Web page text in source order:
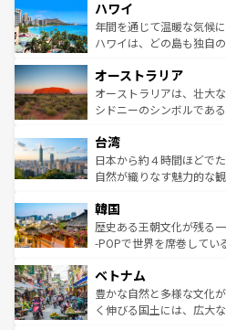
ば市内交通費無料で観光を楽し
着のスイス情報はコンテ
のような巨大都市は、観
ンメントが詰まった刺激
西部には大自然が広がり
部のニューオーリンズで
文化が魅力。旅行者はア
しみながら、その多様性
ならではの贅沢な旅のスタイルだ。 なお、
情報はコンテンツ一覧を
ハワイ
年間を通じて温暖な気候
ハワイは、どの島も独自
ワイ島は見逃せない。ま
島だが、静かな自然を求
おすすめ。エメラルドグ
れるおもてなしの心で訪
人々、おいしいローカル
ク、伝統的なフラダンス
ワイを、存分に味わってほしい。 なお、新着
はコンテンツ一覧を参照
オーストラリア
オーストラリアは、壮大
シドニーのシンボルであ
リアリーフや大陸中央部
ク）、タスマニアの美し
ど、見どころがたくさん
いる。アクティビティも
ビング、ハイキングなど
い。オーストラリアの多
参照してほしい。
台湾
日本から約４時間ほどで
自然が織りなす魅力的な
ン）、静ひつな山岳地帯
と山間の静けさが共存し
驚きをもたらしてくれる
容にもいいと評判のスイ
が味わえる。 なお
照してほしい。
韓国
歴史ある王朝文化が残る
-POPで世界を席巻してい
き、地方に足を延ばせば
できる。そして、キムチ
まで、さまざまな韓国料
ベトナム
豊かな自然と多様な文化
く伸びる国土には、広大